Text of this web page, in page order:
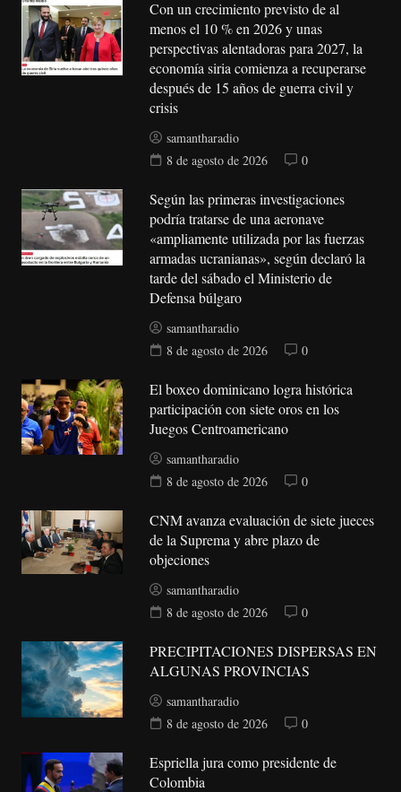
Con un crecimiento previsto de al
menos el 10 % en 2026 y unas
perspectivas alentadoras para 2027, la
economía siria comienza a recuperarse
después de 15 años de guerra civil y
crisis
samantharadio
8 de agosto de 2026
0
Según las primeras investigaciones
podría tratarse de una aeronave
«ampliamente utilizada por las fuerzas
armadas ucranianas», según declaró la
tarde del sábado el Ministerio de
Defensa búlgaro
samantharadio
8 de agosto de 2026
0
El boxeo dominicano logra histórica
participación con siete oros en los
Juegos Centroamericano
samantharadio
8 de agosto de 2026
0
CNM avanza evaluación de siete jueces
de la Suprema y abre plazo de
objeciones
samantharadio
8 de agosto de 2026
0
PRECIPITACIONES DISPERSAS EN
ALGUNAS PROVINCIAS
samantharadio
8 de agosto de 2026
0
Espriella jura como presidente de
Colombia